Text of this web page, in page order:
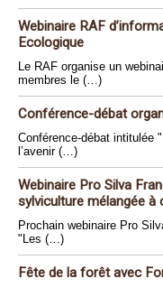
Webinaire RAF
Ecologique
Le RAF organise un
membres le (…)
Conférence-débat
Conférence-débat intitulée
l’avenir (…)
Webinaire Pro Silva
sylviculture mélangée à
Prochain webinaire Pro
"Les (…)
Fête de la forêt avec